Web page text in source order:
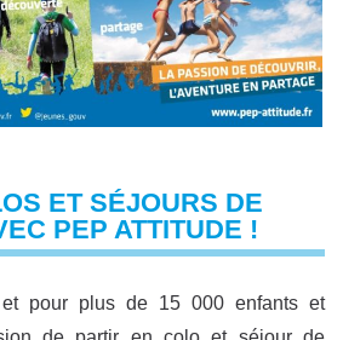
ET SÉJOURS DE
PEP ATTITUDE !
et pour plus de 15 000 enfants et